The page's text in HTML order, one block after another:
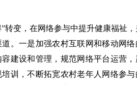
转变，在网络参与中提升健康福祉
。一是加强农村互联网和移动网络
建设和管理，规范网络平台运营，
训，不断拓宽农村老年人网络参与